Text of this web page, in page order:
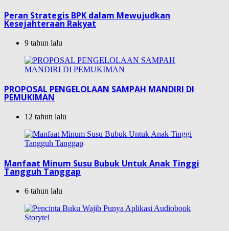
Peran Strategis BPK dalam Mewujudkan
Kesejahteraan Rakyat
9 tahun lalu
PROPOSAL PENGELOLAAN SAMPAH MANDIRI DI
PEMUKIMAN
12 tahun lalu
Manfaat Minum Susu Bubuk Untuk Anak Tinggi
Tangguh Tanggap
6 tahun lalu